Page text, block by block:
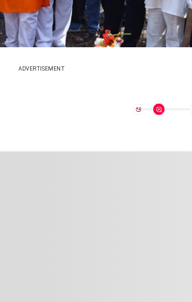
ADVERTISEMENT
ಅ